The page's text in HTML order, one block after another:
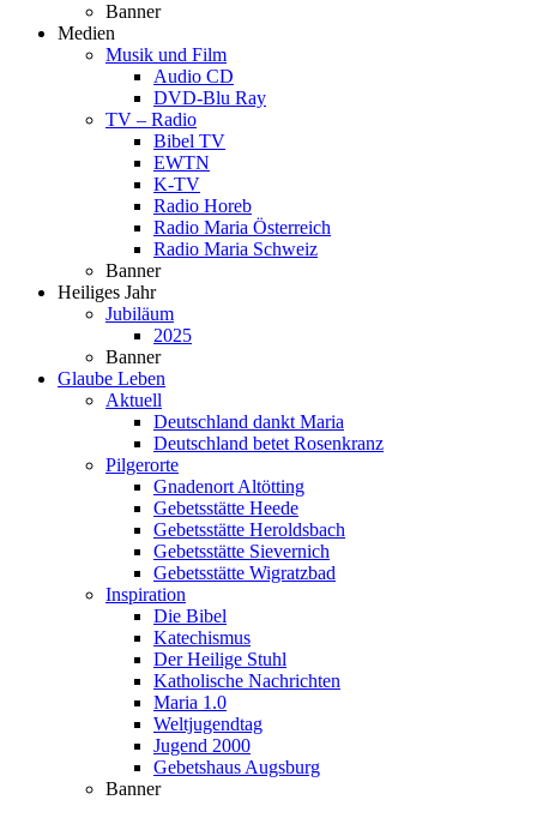
Banner
Medien
Musik und Film
Audio CD
DVD-Blu Ray
TV – Radio
Bibel TV
EWTN
K-TV
Radio Horeb
Radio Maria Österreich
Radio Maria Schweiz
Banner
Heiliges Jahr
Jubiläum
2025
Banner
Glaube Leben
Aktuell
Deutschland dankt Maria
Deutschland betet Rosenkranz
Pilgerorte
Gnadenort Altötting
Gebetsstätte Heede
Gebetsstätte Heroldsbach
Gebetsstätte Sievernich
Gebetsstätte Wigratzbad
Inspiration
Die Bibel
Katechismus
Der Heilige Stuhl
Katholische Nachrichten
Maria 1.0
Weltjugendtag
Jugend 2000
Gebetshaus Augsburg
Banner